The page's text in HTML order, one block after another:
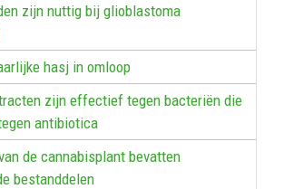
zijn nuttig bij glioblastoma
hasj in omloop
zijn effectief tegen bacteriën die
antibiotica
de cannabisplant bevatten
bestanddelen